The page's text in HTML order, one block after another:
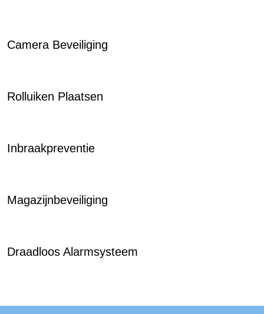
Camera Beveiliging
Rolluiken Plaatsen
Inbraakpreventie
Magazijnbeveiliging
Draadloos Alarmsysteem